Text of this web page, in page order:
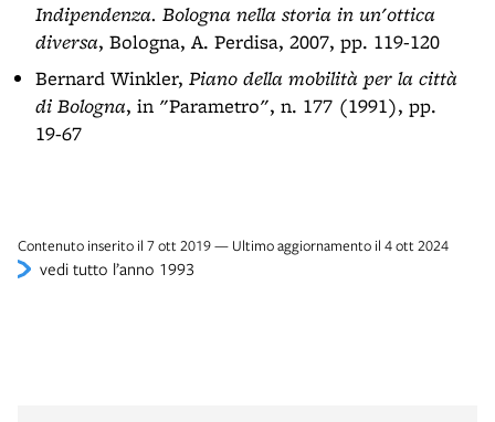
Indipendenza. Bologna nella storia in un'ottica
diversa, Bologna, A. Perdisa, 2007, pp. 119-120
Bernard Winkler, Piano della mobilità per la città
di Bologna, in "Parametro", n. 177 (1991), pp.
19-67
Contenuto inserito il 7 ott 2019 — Ultimo aggiornamento il 4 ott 2024
vedi tutto l’anno 1993